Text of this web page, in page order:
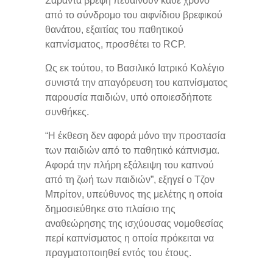
από το σύνδρομο του αιφνίδιου βρεφικού
θανάτου, εξαιτίας του παθητικού
καπνίσματος, προσθέτει το RCP.
Ως εκ τούτου, το Βασιλικό Ιατρικό Κολέγιο
συνιστά την απαγόρευση του καπνίσματος
παρουσία παιδιών, υπό οποιεσδήποτε
συνθήκες.
“Η έκθεση δεν αφορά μόνο την προστασία
των παιδιών από το παθητικό κάπνισμα.
Αφορά την πλήρη εξάλειψη του καπνού
από τη ζωή των παιδιών”, εξηγεί ο Τζον
Μπρίτον, υπεύθυνος της μελέτης η οποία
δημοσιεύθηκε στο πλαίσιο της
αναθεώρησης της ισχύουσας νομοθεσίας
περί καπνίσματος η οποία πρόκειται να
πραγματοποιηθεί εντός του έτους.